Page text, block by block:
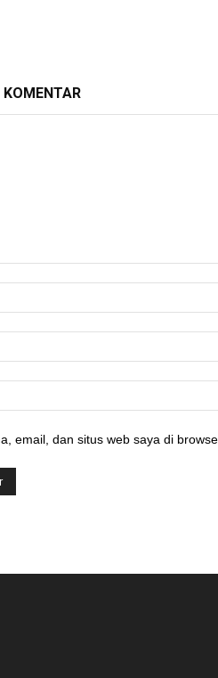
email, dan situs web saya di